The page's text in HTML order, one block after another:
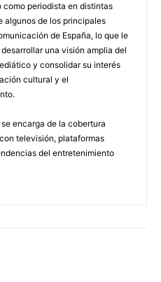
como periodista en distintas
algunos de los principales
de España, lo que le
una visión amplia del
y consolidar su interés
cultural y el
encarga de la cobertura
televisión, plataformas
del entretenimiento